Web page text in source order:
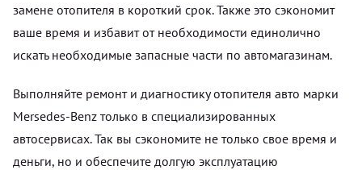
замене отопителя в короткий срок. Также это сэкономит
ваше время и избавит от необходимости единолично
искать необходимые запасные части по автомагазинам.
Выполняйте ремонт и диагностику отопителя авто марки
Mersedes-Benz только в специализированных
автосервисах. Так вы сэкономите не только свое время и
деньги, но и обеспечите долгую эксплуатацию